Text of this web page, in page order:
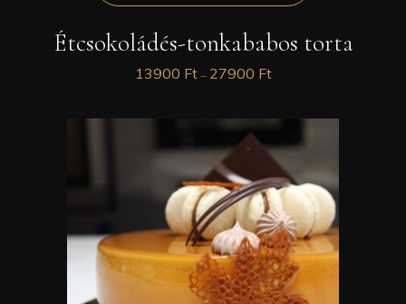
Étcsokoládés-tonkababos torta
13900 Ft – 27900 Ft